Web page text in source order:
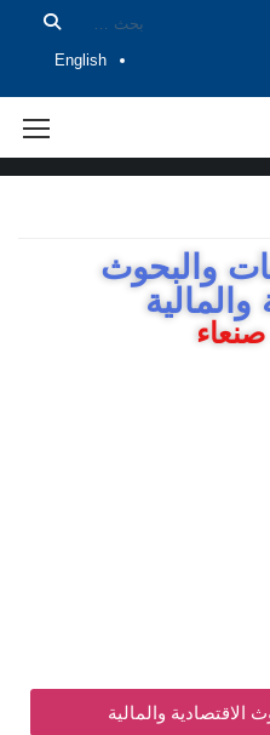
English
والبحوث
والمالية
الاقتصادية والمالية